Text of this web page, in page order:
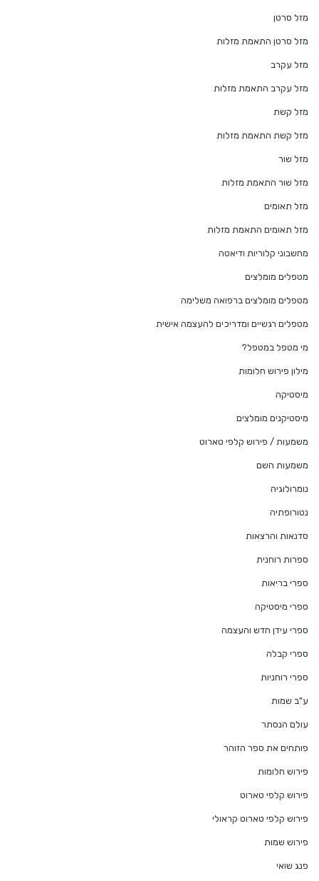
מזל סרטן
מזל סרטן התאמת מזלות
מזל עקרב
מזל עקרב התאמת מזלות
מזל קשת
מזל קשת התאמת מזלות
מזל שור
מזל שור התאמת מזלות
מזל תאומים
מזל תאומים התאמת מזלות
מחשבוני קלוריות ודיאטה
מטפלים מומלצים
מטפלים מומלצים ברפואה משלימה
מטפלים רגשיים ומדריכים להעצמה אישית
מי מטפל במטפל?
מילון פירוש חלומות
מיסטיקה
מיסטיקנים מומלצים
משמעות / פירוש קלפי טארוט
משמעות השם
נומרולוגיה
נטורופתיה
סדנאות והרצאות
ספרות רוחנית
ספרי בריאות
ספרי מיסטיקה
ספרי עידן חדש והעצמה
ספרי קבלה
ספרי רוחניות
ע"ב שמות
עולם הנסתר
פותחים את ספר הזוהר
פירוש חלומות
פירוש קלפי טארוט
פירוש קלפי טארוט קראולי
פירוש שמות
פנג שואי